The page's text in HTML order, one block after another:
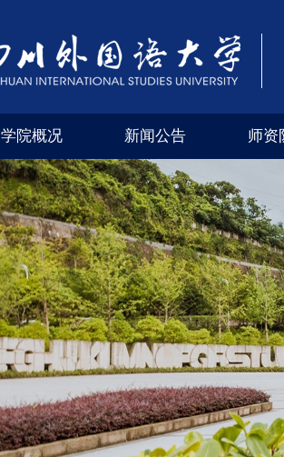
学院概况 新闻公告 师资
外交外事市级实验教学示范中心（四